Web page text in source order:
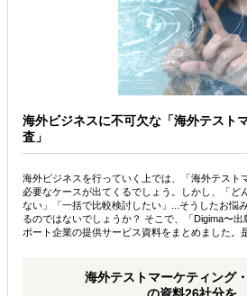
海外ビジネスに不可欠な「海外テスト
査」
海外ビジネスを行っていく上では、「海外テスト
必要なケースが出てくるでしょう。しかし、「ど
ない」「一括で比較検討したい」...そうしたお悩
るのではないでしょうか？ そこで、「Digima〜
ポート企業の提供サービス資料をまとめました。
海外テストマーケティング